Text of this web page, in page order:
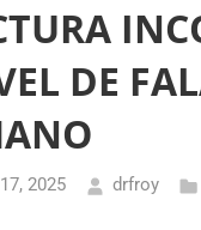
DE
2025 drfroy